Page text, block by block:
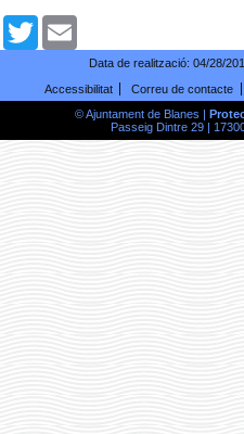
FacebookTwitter
Data de realització: 04/28/
Accessibilitat
Correu de contacte
© Ajuntament de Blanes |
Passeig Dintre 29 |